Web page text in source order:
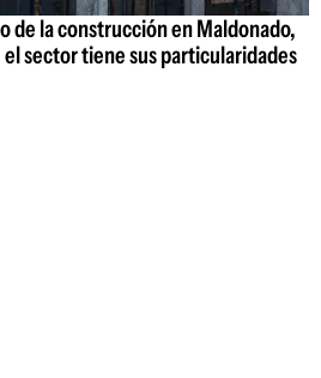
de la construcción en Maldonado,
sector tiene sus particularidades